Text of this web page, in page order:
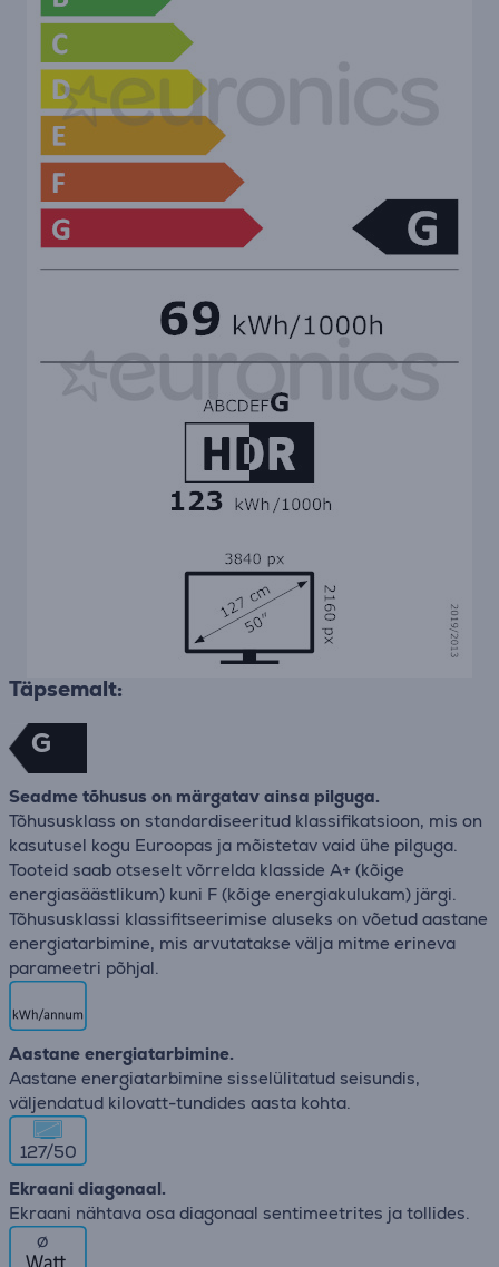
Täpsemalt:
G
Seadme tõhusus on märgatav ainsa pilguga.
Tõhususklass on standardiseeritud klassifikatsioon, mis on
kasutusel kogu Euroopas ja mõistetav vaid ühe pilguga.
Tooteid saab otseselt võrrelda klasside A+ (kõige
energiasäästlikum) kuni F (kõige energiakulukam) järgi.
Tõhususklassi klassifitseerimise aluseks on võetud aastane
energiatarbimine, mis arvutatakse välja mitme erineva
parameetri põhjal.
Aastane energiatarbimine.
Aastane energiatarbimine sisselülitatud seisundis,
väljendatud kilovatt-tundides aasta kohta.
127/50
Ekraani diagonaal.
Ekraani nähtava osa diagonaal sentimeetrites ja tollides.
∅